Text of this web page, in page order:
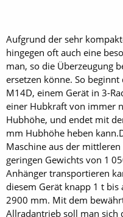
Aufgrund der sehr
hingegen oft auch eine
man, so die Überzeugung
ersetzen könne. So
M14D, einem Gerät in 3-
einer Hubkraft von immer
Hubhöhe, und endet mit
mm Hubhöhe heben
Maschine aus der
geringen Gewichts von 1
Anhänger transportieren
diesem Gerät knapp 1 t
2900 mm. Mit dem
Allradantrieb soll man sich